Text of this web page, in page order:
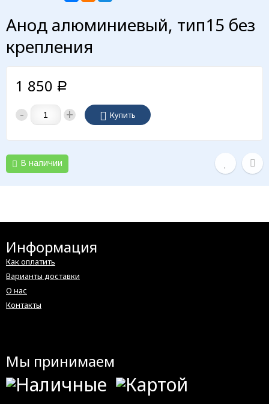
Анод алюминиевый, тип15 без
крепления
1 850 Р
- + Купить
В наличии
Информация
Как оплатить
Варианты доставки
О нас
Контакты
Мы принимаем